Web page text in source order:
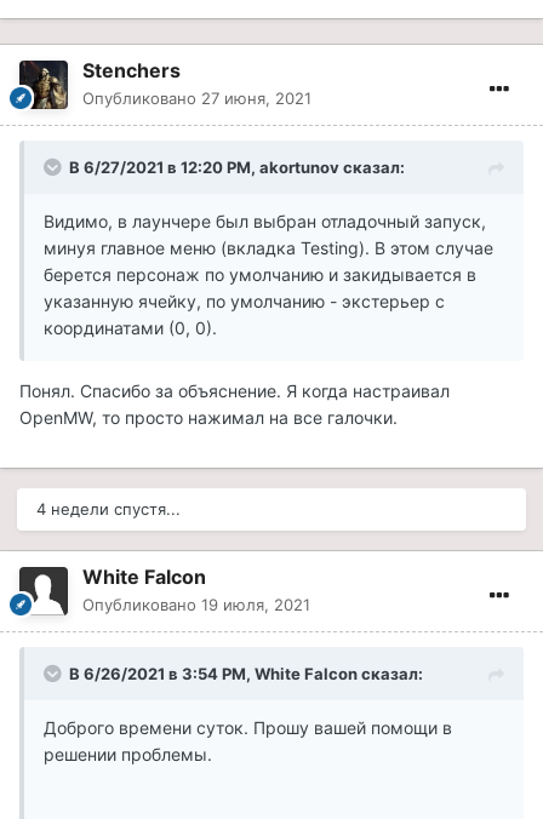
Stenchers
Опубликовано 27 июня, 2021
В 6/27/2021 в 12:20 PM, akortunov сказал:
Видимо, в лаунчере был выбран отладочный запуск,
минуя главное меню (вкладка Testing). В этом случае
берется персонаж по умолчанию и закидывается в
указанную ячейку, по умолчанию - экстерьер с
координатами (0, 0).
Понял. Спасибо за объяснение. Я когда настраивал
OpenMW, то просто нажимал на все галочки.
4 недели спустя...
White Falcon
Опубликовано 19 июля, 2021
В 6/26/2021 в 3:54 PM, White Falcon сказал:
Доброго времени суток. Прошу вашей помощи в
решении проблемы.